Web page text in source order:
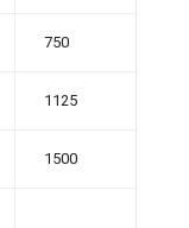
750
1125
1500